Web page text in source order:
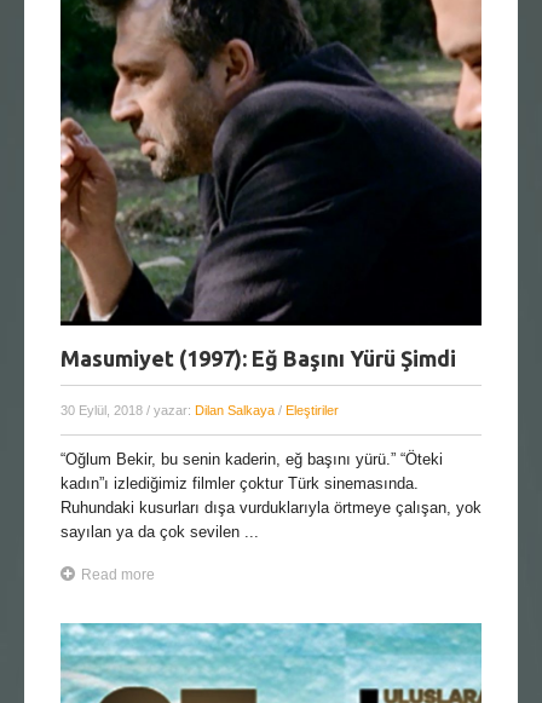
Masumiyet (1997): Eğ Başını Yürü Şimdi
30 Eylül, 2018 / yazar: Dilan Salkaya / Eleştiriler
“Oğlum Bekir, bu senin kaderin, eğ başını yürü.” “Öteki
kadın”ı izlediğimiz filmler çoktur Türk sinemasında.
Ruhundaki kusurları dışa vurduklarıyla örtmeye çalışan, yok
sayılan ya da çok sevilen ...
Read more